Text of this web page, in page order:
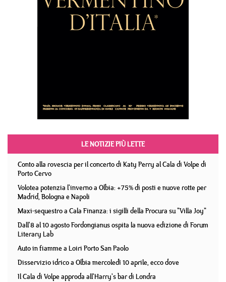
LE NOTIZIE PIÙ LETTE
Conto alla rovescia per il concerto di Katy Perry al Cala di Volpe di
Porto Cervo
Volotea potenzia l'inverno a Olbia: +75% di posti e nuove rotte per
Madrid, Bologna e Napoli
Maxi-sequestro a Cala Finanza: i sigilli della Procura su "Villa Joy"
Dall'8 al 10 agosto Fordongianus ospita la nuova edizione di Forum
Literary Lab
Auto in fiamme a Loiri Porto San Paolo
Disservizio idrico a Olbia mercoledì 10 aprile, ecco dove
Il Cala di Volpe approda all'Harry's bar di Londra